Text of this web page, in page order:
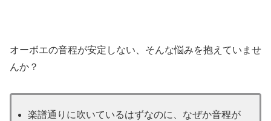
オーボエの音程が安定しない、そんな悩みを抱えていませ
んか？
楽譜通りに吹いているはずなのに、なぜか音程が